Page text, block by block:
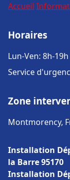
Accueil
Horaires
Lun-Ven: 8h-19h
Service
Zone
Montmorency,
Installation
la Barre 95170
Installation